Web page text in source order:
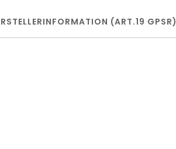
(ART.19 GPSR)